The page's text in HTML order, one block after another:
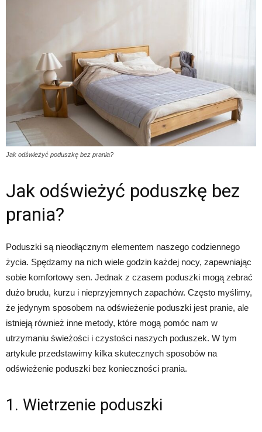
Jak odświeżyć poduszkę bez prania?
Jak odświeżyć poduszkę bez
prania?
Poduszki są nieodłącznym elementem naszego codziennego
życia. Spędzamy na nich wiele godzin każdej nocy, zapewniając
sobie komfortowy sen. Jednak z czasem poduszki mogą zebrać
dużo brudu, kurzu i nieprzyjemnych zapachów. Często myślimy,
że jedynym sposobem na odświeżenie poduszki jest pranie, ale
istnieją również inne metody, które mogą pomóc nam w
utrzymaniu świeżości i czystości naszych poduszek. W tym
artykule przedstawimy kilka skutecznych sposobów na
odświeżenie poduszki bez konieczności prania.
1. Wietrzenie poduszki